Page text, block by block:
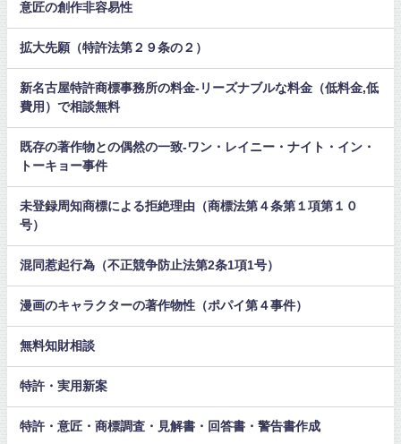
意匠の創作非容易性
拡大先願（特許法第２９条の２）
新名古屋特許商標事務所の料金-リーズナブルな料金（低料金,低
費用）で相談無料
既存の著作物との偶然の一致-ワン・レイニー・ナイト・イン・
トーキョー事件
未登録周知商標による拒絶理由（商標法第４条第１項第１０
号）
混同惹起行為（不正競争防止法第2条1項1号）
漫画のキャラクターの著作物性（ポパイ第４事件）
無料知財相談
特許・実用新案
特許・意匠・商標調査・見解書・回答書・警告書作成